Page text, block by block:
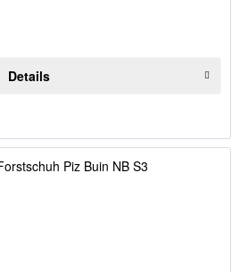
Details